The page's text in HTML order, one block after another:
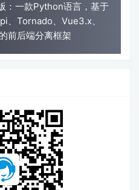
：一款Python语言，基于
、Tornado、Vue3.x、
前后端分离框架